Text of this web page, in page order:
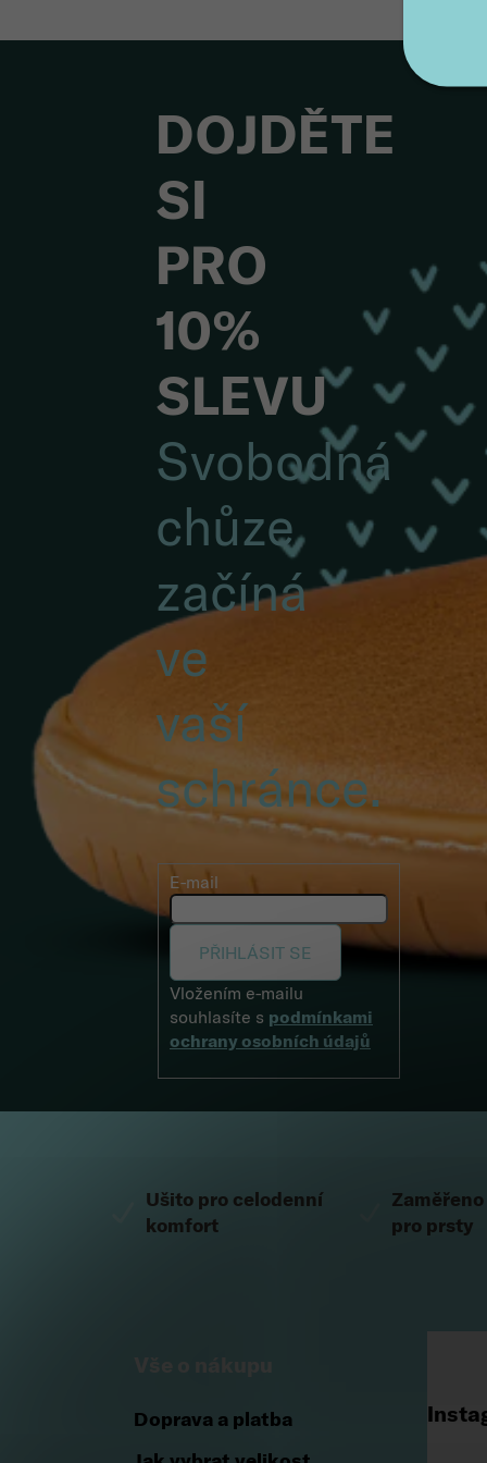
DOJDĚTE
SI
PRO
10%
SLEVU
Svobodná
chůze
začíná
ve
vaší
schránce.
E-mail
PŘIHLÁSIT SE
Vložením e-mailu
souhlasíte s podmínkami
ochrany osobních údajů
Ušito pro celodenní
komfort
pro prsty
Doprava a platba